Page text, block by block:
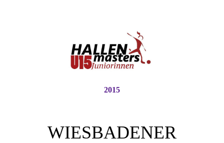
2015
WIESBADENER